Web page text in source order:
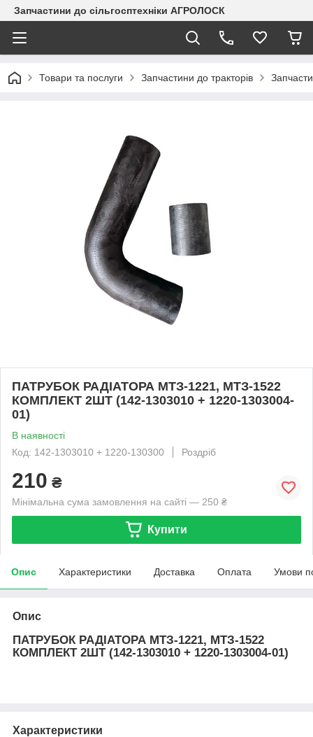
Запчастини до сільгосптехніки АГРОЛОСК
Товари та послуги Запчастини до тракторів
ПАТРУБОК РАДІАТОРА МТЗ-1221, МТЗ-1522
КОМПЛЕКТ 2ШТ (142-1303010 + 1220-1303004-
01)
В наявності
Код: 142-1303010 + 1220-130300
Роздріб
210 ₴
Мінімальна сума замовлення на сайті — 250 ₴
Купити
Опис Характеристики Доставка Оплата Умови
Опис
ПАТРУБОК РАДІАТОРА МТЗ-1221, МТЗ-1522
КОМПЛЕКТ 2ШТ (142-1303010 + 1220-1303004-01)
Характеристики